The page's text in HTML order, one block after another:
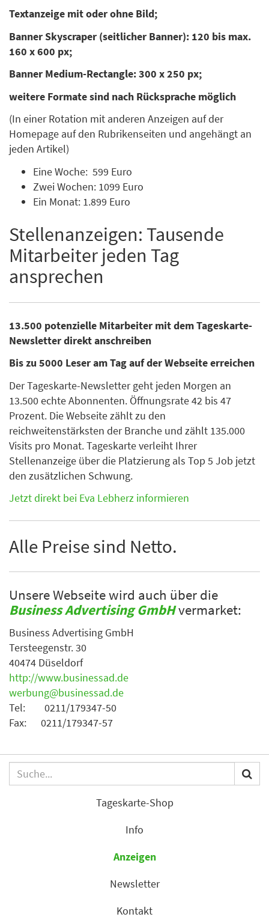
Textanzeige mit oder ohne Bild;
Banner Skyscraper (seitlicher Banner): 120 bis max.
160 x 600 px;
Banner Medium-Rectangle: 300 x 250 px;
weitere Formate sind nach Rücksprache möglich
(In einer Rotation mit anderen Anzeigen auf der
Homepage auf den Rubrikenseiten und angehängt an
jeden Artikel)
Eine Woche: 599 Euro
Zwei Wochen: 1099 Euro
Ein Monat: 1.899 Euro
Stellenanzeigen: Tausende
Mitarbeiter jeden Tag
ansprechen
13.500 potenzielle Mitarbeiter mit dem Tageskarte-
Newsletter direkt anschreiben
Bis zu 5000 Leser am Tag auf der Webseite erreichen
Der Tageskarte-Newsletter geht jeden Morgen an
13.500 echte Abonnenten. Öffnungsrate 42 bis 47
Prozent. Die Webseite zählt zu den
reichweitenstärksten der Branche und zählt 135.000
Visits pro Monat. Tageskarte verleiht Ihrer
Stellenanzeige über die Platzierung als Top 5 Job jetzt
den zusätzlichen Schwung.
Jetzt direkt bei Eva Lebherz informieren
Alle Preise sind Netto.
Unsere Webseite wird auch über die
Business Advertising GmbHvermarket:
Business Advertising GmbH
Tersteegenstr. 30
40474 Düseldorf
http://www.businessad.de
werbung@businessad.de
Tel: 0211/179347-50
Fax: 0211/179347-57
Tageskarte-Shop
Info
Anzeigen
Newsletter
Kontakt